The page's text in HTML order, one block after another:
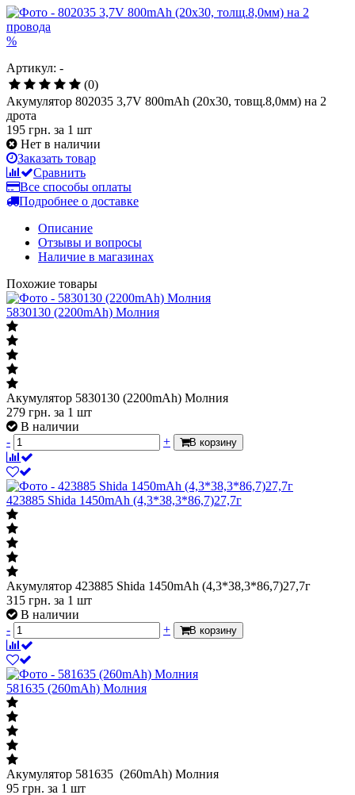
%
Артикул: -
(0)
Акумулятор 802035 3,7V 800mAh (20x30, товщ.8,0мм) на 2
дрота
195 грн. за 1 шт
Нет в наличии
Заказать товар
Сравнить
Все способы оплаты
Подробнее о доставке
Описание
Отзывы и вопросы
Наличие в магазинах
Похожие товары
5830130 (2200mAh) Молния
Акумулятор 5830130 (2200mAh) Молния
279 грн. за 1 шт
В наличии
-
+ В корзину
423885 Shida 1450mAh (4,3*38,3*86,7)27,7г
Акумулятор 423885 Shida 1450mAh (4,3*38,3*86,7)27,7г
315 грн. за 1 шт
В наличии
-
+ В корзину
581635 (260mAh) Молния
Акумулятор 581635 (260mAh) Молния
95 грн. за 1 шт